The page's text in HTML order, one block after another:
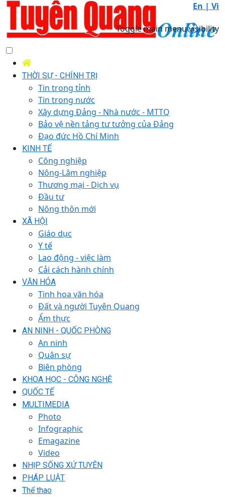
En | Vi
Toggle main menu visibility
THỜI SỰ - CHÍNH TRỊ
Tin trong tỉnh
Tin trong nước
Xây dựng Đảng - Nhà nước - MTTQ
Bảo vệ nền tảng tư tưởng của Đảng
Đạo đức Hồ Chí Minh
KINH TẾ
Công nghiệp
Nông-Lâm nghiệp
Thương mại - Dịch vụ
Đầu tư
Nông thôn mới
XÃ HỘI
Giáo dục
Y tế
Lao động - việc làm
Cải cách hành chính
VĂN HÓA
Tinh hoa văn hóa
Đất và người Tuyên Quang
Ẩm thực
AN NINH - QUỐC PHÒNG
An ninh
Quân sự
Biên phòng
KHOA HỌC - CÔNG NGHỆ
QUỐC TẾ
MULTIMEDIA
Photo
Infographic
Emagazine
Video
NHỊP SỐNG XỨ TUYÊN
PHÁP LUẬT
Thể thao